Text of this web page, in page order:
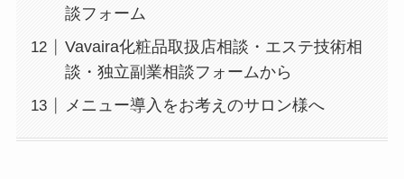
談フォーム
Vavaira化粧品取扱店相談・エステ技術相
談・独立副業相談フォームから
メニュー導入をお考えのサロン様へ